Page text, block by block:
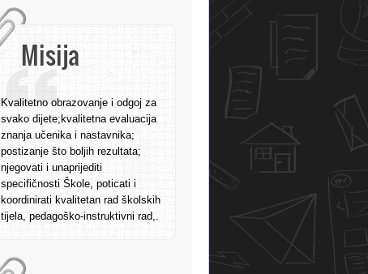
Misija
Kvalitetno obrazovanje i odgoj za
svako dijete;kvalitetna evaluacija
znanja učenika i nastavnika;
postizanje što boljih rezultata;
njegovati i unaprijediti
specifičnosti Škole, poticati i
koordinirati kvalitetan rad školskih
tijela, pedagoško-instruktivni rad,.